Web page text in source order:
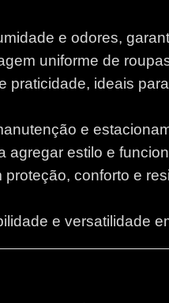
e odores,
uniforme de
praticidade, ideais
e
agregar estilo e
proteção, conforto e
e versatilidade